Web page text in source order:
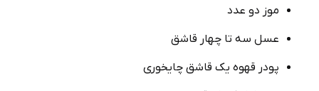
موز دو عدد
عسل سه تا چهار قاشق
پودر قهوه یک قاشق چایخوری